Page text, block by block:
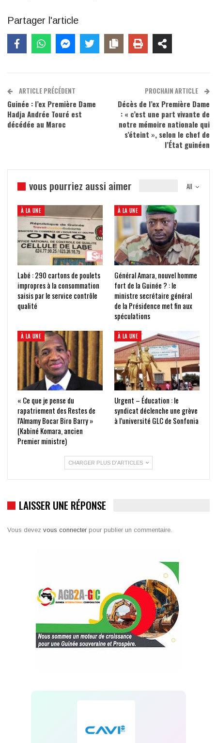
Partager l'article
ARTICLE PRÉCÉDENT
Guinée : l’ex Première Dame
Hadja Andrée Touré est
décédée au Maroc
PROCHAIN ARTICLE
Décès de l’ex Première Dame
: « c’est une part vivante de
notre mémoire nationale qui
s’éteint », selon le chef de
l’État guinéen
All
vous pourriez aussi aimer
À LA UNE
Labé : 290 cartons de poulets
impropres à la consommation
saisis par le service contrôle
qualité
À LA UNE
Général Amara, nouvel homme
fort de la Guinée ? : le
ministre secrétaire général
de la Présidence met fin aux
spéculations
À LA UNE
« Ce que je pense du
rapatriement des Restes de
l’Almamy Bocar Biro Barry »
(Kabiné Komara, ancien
Premier ministre)
À LA UNE
Urgent – Éducation : le
syndicat déclenche une grève
à l’université GLC de Sonfonia
CHARGER PLUS D'ARTICLES
LAISSER UNE RÉPONSE
Vous devez vous connecter pour publier un commentaire.